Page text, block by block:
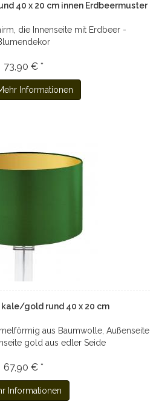
40 x 20 cm innen Erdbeermuster
die Innenseite mit Erdbeer -
73,90 € *
Informationen
kale/gold rund 40 x 20 cm
aus Baumwolle, Außenseite
gold aus edler Seide
67,90 € *
Informationen